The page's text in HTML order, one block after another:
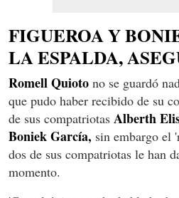
FIGUEROA Y
LA ESPALDA,
Romell Quioto no se guardó
que pudo haber recibido de su
de sus compatriotas Alberth
Boniek García, sin embargo el
dos de sus compatriotas le han
momento.